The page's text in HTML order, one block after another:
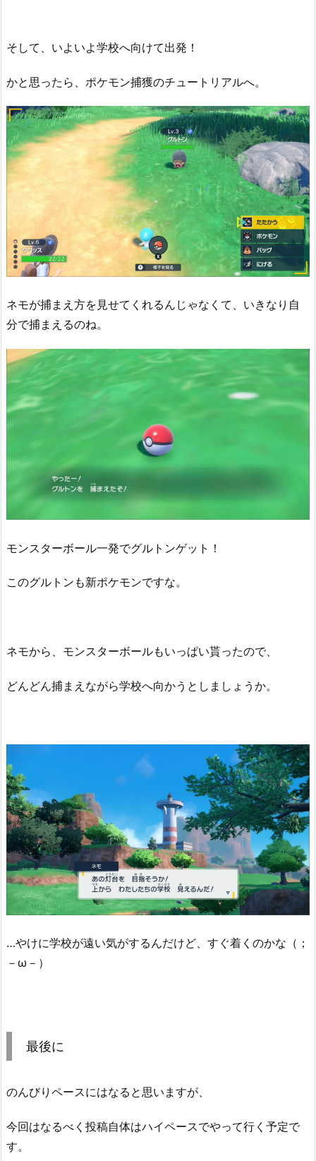
そして、いよいよ学校へ向けて出発！
かと思ったら、ポケモン捕獲のチュートリアルへ。
ネモが捕まえ方を見せてくれるんじゃなくて、いきなり自
分で捕まえるのね。
モンスターボール一発でグルトンゲット！
このグルトンも新ポケモンですな。
ネモから、モンスターボールもいっぱい貰ったので、
どんどん捕まえながら学校へ向かうとしましょうか。
…やけに学校が遠い気がするんだけど、すぐ着くのかな（；
－ω－）
最後に
のんびりペースにはなると思いますが、
今回はなるべく投稿自体はハイペースでやって行く予定で
す。